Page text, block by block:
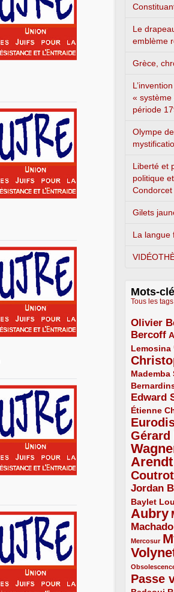
Le
emblème
Grèce,
« système
période
Olympe
Liberté et
politique
Condorcet
Gilets
La langue
Mots-
Tous les tags
Olivier
3/5
Bercoff
3/5
2/5
Lemosina
2/5
4/5
4/5
Mademba
2/5
2/5
2/5
2/5
Edward
3/5
1/5
Étienne
2/5
3/5
4/5
2/5
Gérard
4/5
5/5
Arendt
5/5
2/5
Coutrot
4/5
4/5
Jordan
3/5
Baylet
2/5
2/5
Aubry
5/5
Machado
3/5
2/5
Mercosur
1/5
5/5
2/5
1/5
2/5
Passe
4/5